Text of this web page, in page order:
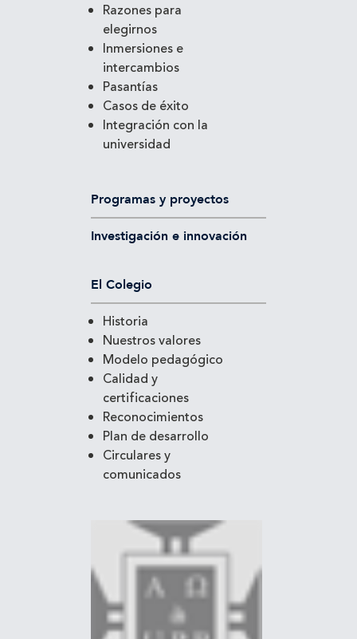
Razones para
elegirnos
Inmersiones e
intercambios
Pasantías
Casos de éxito
Integración con la
universidad
Programas y proyectos
Investigación e innovación
El Colegio
Historia
Nuestros valores
Modelo pedagógico
Calidad y
certificaciones
Reconocimientos
Plan de desarrollo
Circulares y
comunicados